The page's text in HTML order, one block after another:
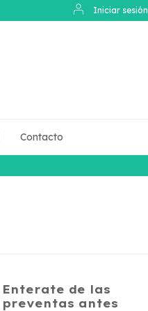
Iniciar sesión
Contacto
Enterate de las
preventas antes